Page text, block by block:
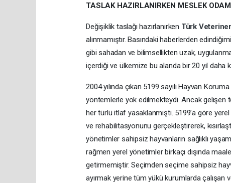
TASLAK HAZIRLANIRKEN MESLEK
Değişiklik taslağı hazırlanırken Türk
alınmamıştır. Basındaki haberlerden
gibi sahadan ve bilimsellikten uzak,
içerdiği ve ülkemize bu alanda bir 20 yıl daha
2004 yılında çıkan 5199 sayılı Hayvan
yöntemlerle yok edilmekteydi. Ancak gelişen
her türlü itlaf yasaklanmıştı. 5199’a göre
ve rehabilitasyonunu gerçekleştirerek,
yönetimler sahipsiz hayvanların sağlıklı
rağmen yerel yönetimler birkaçı dışında
getirmemiştir. Seçimden seçime sahipsiz
ayırmak yerine tüm yükü kurumlarda çalışan